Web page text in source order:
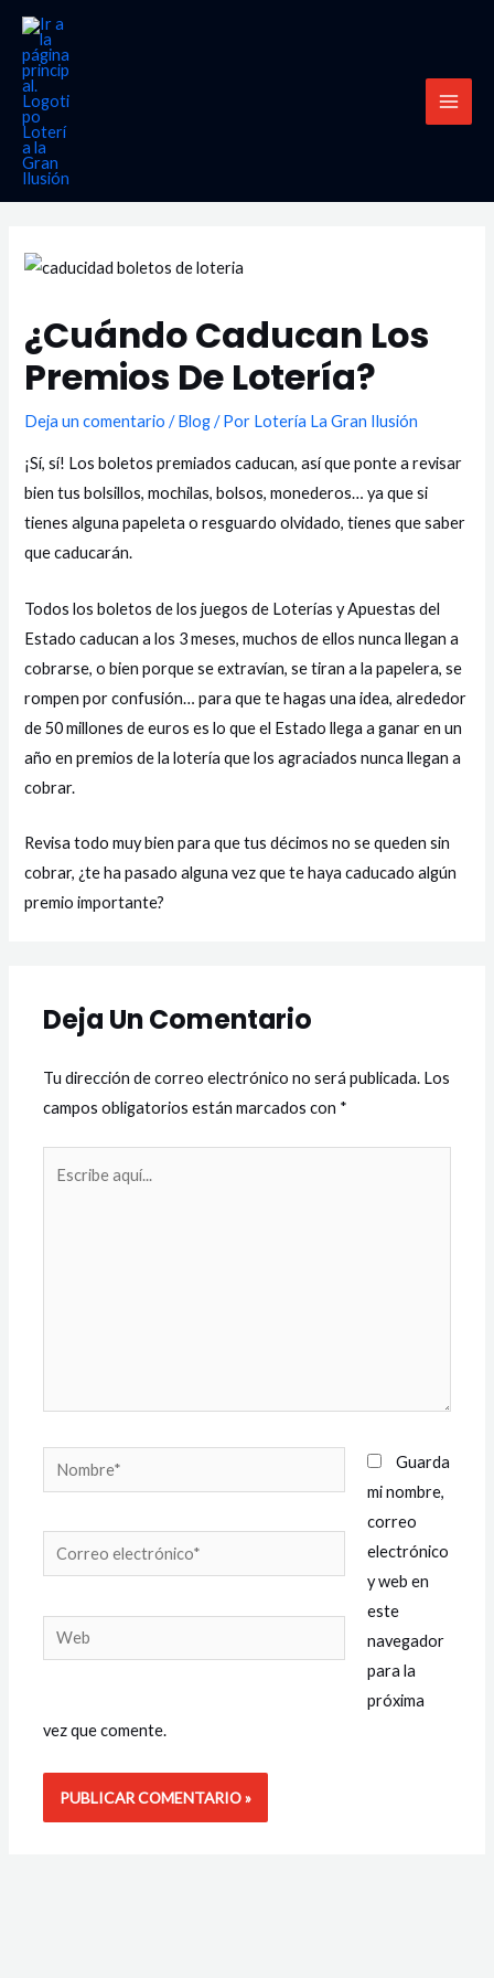
contenido
¿Cuándo Caducan Los
Premios De Lotería?
Deja un comentario /Blog/ Por Lotería La Gran Ilusión
¡Sí, sí! Los boletos premiados caducan, así que ponte a revisar
bien tus bolsillos, mochilas, bolsos, monederos… ya quesi
tienes alguna papeleta o resguardo olvidado, tienes que saber
que caducarán.
Todos los boletos de los juegos de Loterías y Apuestas del
Estado caducan a los 3 meses, muchos de ellos nunca llegan a
cobrarse, o bien porque se extravían, se tiran a la papelera, se
rompen por confusión… para que te hagas una idea, alrededor
de 50 millones de euros es lo que el Estado llega a ganar en un
año en premios de la lotería que los agraciados nunca llegan a
cobrar.
Revisa todo muy bien para que tus décimos no se queden sin
cobrar, ¿te ha pasado alguna vez que te haya caducado algún
premio importante?
Deja Un Comentario
Tu dirección de correo electrónico no será publicada. Los
campos obligatorios están marcados con *
Nombre*
Correo
electrónico*
Web
Guarda
mi nombre,
correo
electrónico
y web en
este
navegador
para la
próxima
vez que comente.